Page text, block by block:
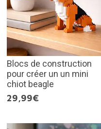
Blocs de construction
pour créer un un mini
chiot beagle
29,99€